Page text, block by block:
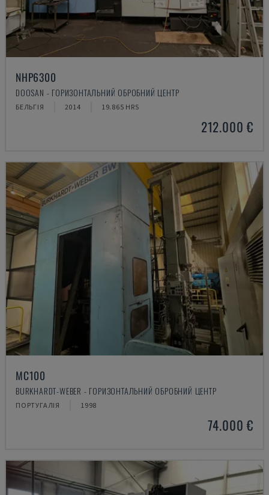
NHP6300
DOOSAN - ГОРИЗОНТАЛЬНИЙ ОБРОБНИЙ ЦЕНТР
БЕЛЬГІЯ 2014 19.865 HRS
212.000 €
MC100
BURKHARDT-WEBER - ГОРИЗОНТАЛЬНИЙ ОБРОБНИЙ ЦЕНТР
ПОРТУГАЛІЯ 1998
74.000 €